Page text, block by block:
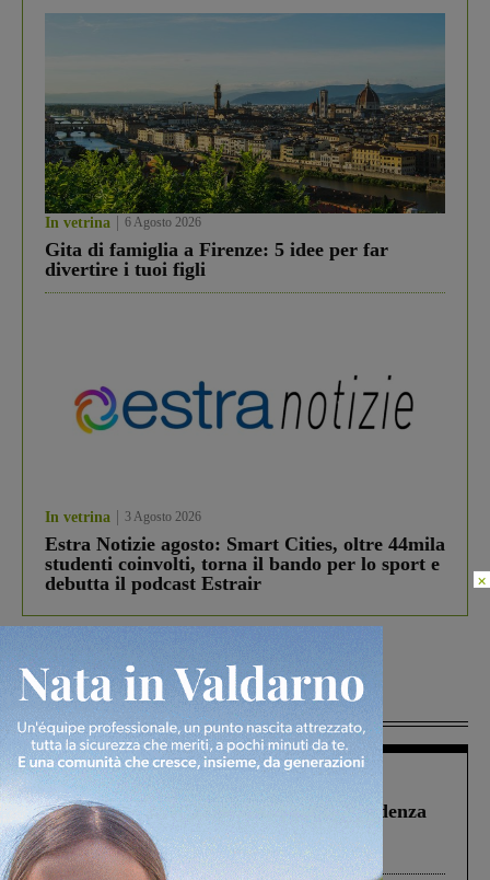
In vetrina 6 Agosto 2026
Gita di famiglia a Firenze: 5 idee per far
divertire i tuoi figli
In vetrina 3 Agosto 2026
Estra Notizie agosto: Smart Cities, oltre 44mila
studenti coinvolti, torna il bando per lo sport e
debutta il podcast Estrair
Più lette
Figline Incisa Valdarno
Piscina di Figline finanziata oltre la scadenza
Pnrr, il gruppo di Fratelli d’Italia: “Un
ringraziamento al Governo”
×